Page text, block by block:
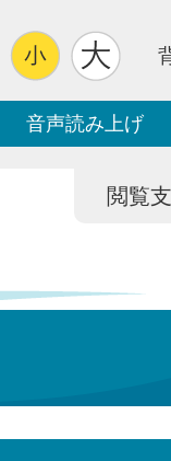
音声読み上げ
閲覧